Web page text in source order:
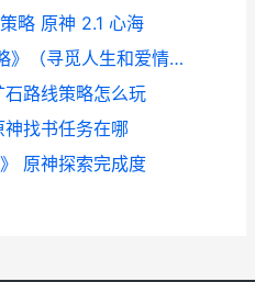
略 原神 2.1 心海
《以农家有女游戏9岁策略》（寻觅人生和爱情的奇妙冒险 农家有女来种田
路线策略怎么玩
找书任务在哪
原神探索完成度